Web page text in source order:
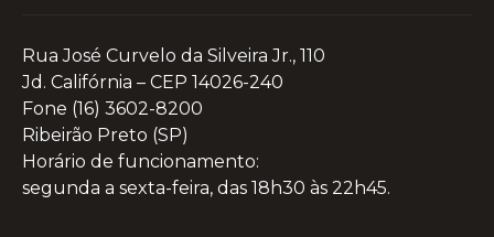
Rua José Curvelo da Silveira Jr., 110
Jd. Califórnia – CEP 14026-240
Fone (16) 3602-8200
Ribeirão Preto (SP)
Horário de funcionamento:
segunda a sexta-feira, das 18h30 às 22h45.